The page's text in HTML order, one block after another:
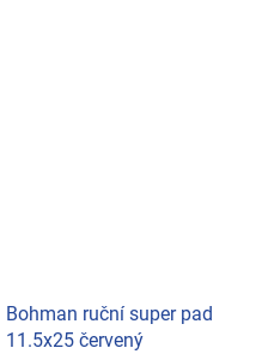
Bohman ruční super pad
11.5x25 červený